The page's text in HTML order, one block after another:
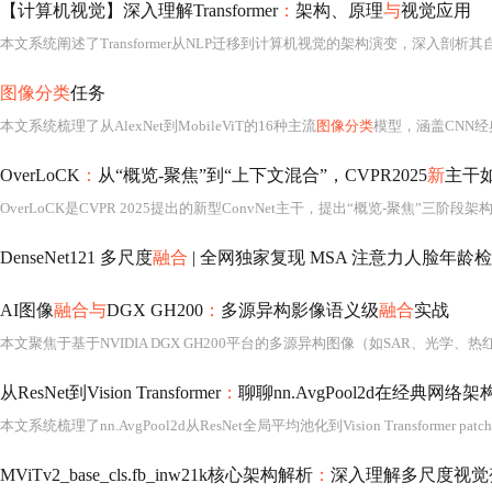
【计算机视觉】深入理解Transformer： 架构、原理与视觉应用
图像分类任务
本文系统梳理了从AlexNet到MobileViT的16种主流图像分类模型，涵盖CNN经典架构（如VGG、ResNet）、轻量化网络（MobileNet系列、
OverLoCK ： 从“概览-聚焦”到“上下文混合”，CVPR2025新主干
DenseNet121 多尺度融合 | 全网独家复现 MSA 注意力人脸年龄
AI图像融合与DGX GH200 ： 多源异构影像语义级融合实战
本文聚焦于基于NVIDIA DGX GH200平台的多源异构图像（如SAR、光学、热
从ResNet到Vision Transformer： 聊聊nn.AvgPool2d在经典网络架
本文系统梳理了nn.AvgPool2d从ResNet全局平均池化到Vision Transformer
MViTv2_base_cls.fb_inw21k核心架构解析 ： 深入理解多尺度视